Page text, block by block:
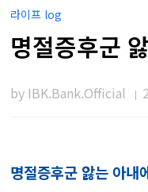
라이프 log
명절증후군
by IBK.Bank.Official
명절증후군 앓는 아내